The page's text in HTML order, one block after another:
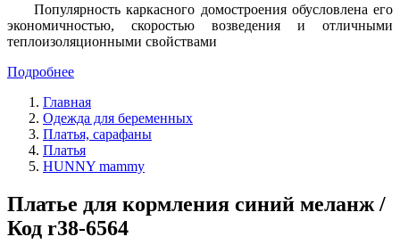
Популярность каркасного домостроения обусловлена его
экономичностью, скоростью возведения и отличными
теплоизоляционными свойствами
Подробнее
Главная
Одежда для беременных
Платья, сарафаны
Платья
HUNNY mammy
Платье для кормления синий меланж /
Код r38-6564